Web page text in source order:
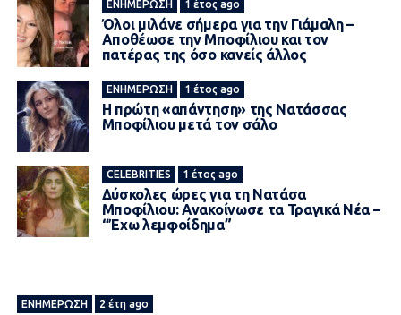
ΕΝΗΜΈΡΩΣΗ 1 έτος ago
Όλοι μιλάνε σήμερα για την Γιάμαλη –
Αποθέωσε την Μποφίλιου και τον
πατέρας της όσο κανείς άλλος
ΕΝΗΜΈΡΩΣΗ 1 έτος ago
Η πρώτη «απάντηση» της Νατάσσας
Μποφίλιου μετά τον σάλo
CELEBRITIES 1 έτος ago
Δύσκολες ώρες για τη Νατάσα
Μποφίλιου: Ανακοίνωσε τα Τραγικά Νέα –
“Έχω λεμφοίδημα”
ΕΝΗΜΈΡΩΣΗ 2 έτη ago